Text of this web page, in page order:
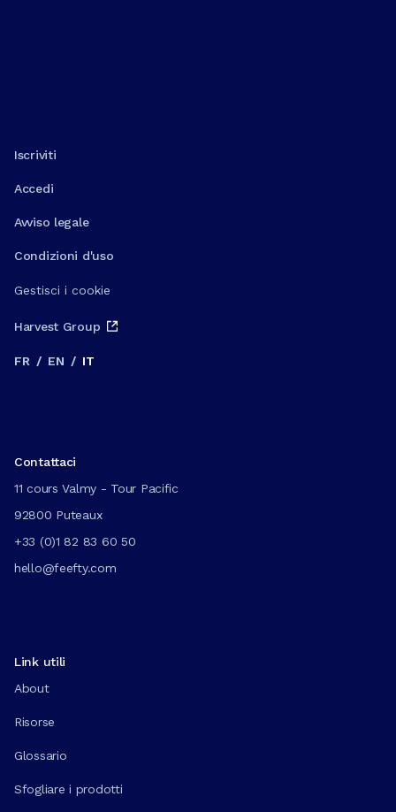
Iscriviti
Accedi
Avviso legale
Condizioni d'uso
Gestisci i cookie
Harvest Group
FR / EN / IT
Contattaci
11 cours Valmy - Tour Pacific
92800 Puteaux
+33 (0)1 82 83 60 50
hello@feefty.com
Link utili
About
Risorse
Glossario
Sfogliare i prodotti